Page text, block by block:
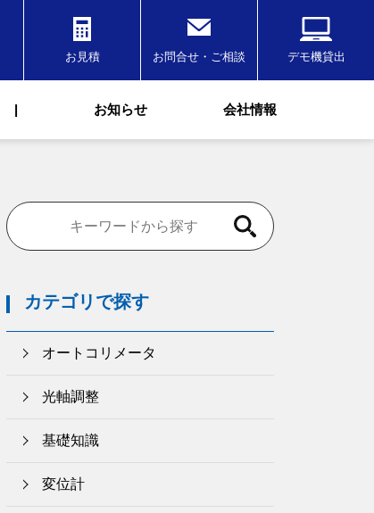
お見積 お問合せ・ご相談 デモ機貸出
| お知らせ 会社情報
カテゴリで探す
オートコリメータ
光軸調整
基礎知識
変位計